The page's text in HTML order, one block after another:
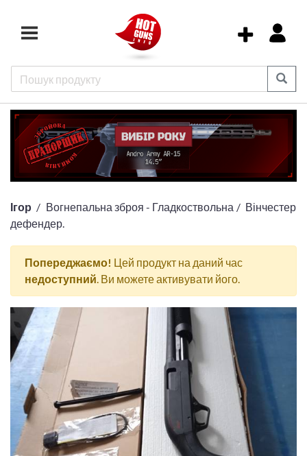
Ігор Вогнепальна зброя - Гладкоствольна
Вінчестер
дефендер.
Попереджаємо! Цей продукт на даний час
недоступний. Ви можете активувати його.